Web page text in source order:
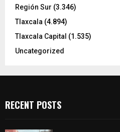
Región Sur (3.346)
Tlaxcala (4.894)
Tlaxcala Capital (1.535)
Uncategorized
RECENT POSTS